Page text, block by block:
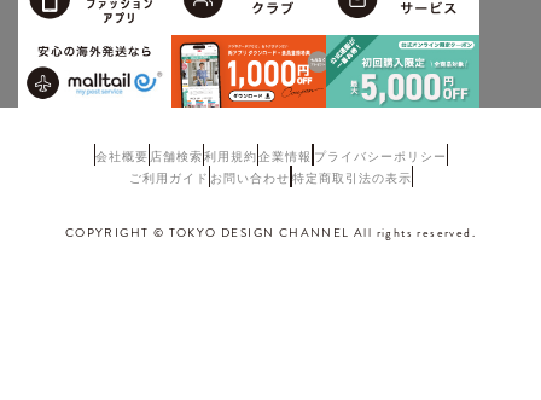
会社概要 店舗検索利用規約企業情報 プライバシーポリシー
ご利用ガイド お問い合わせ 特定商取引法の表示
COPYRIGHT © TOKYO DESIGN CHANNEL All rights reserved.